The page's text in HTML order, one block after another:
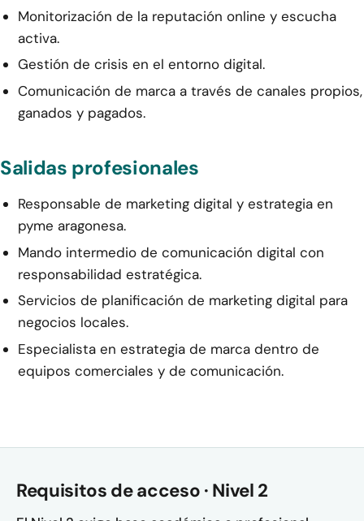
Monitorización de la reputación online y escucha
activa.
Gestión de crisis en el entorno digital.
Comunicación de marca a través de canales propios,
ganados y pagados.
Salidas profesionales
Responsable de marketing digital y estrategia en
pyme aragonesa.
Mando intermedio de comunicación digital con
responsabilidad estratégica.
Servicios de planificación de marketing digital para
negocios locales.
Especialista en estrategia de marca dentro de
equipos comerciales y de comunicación.
Requisitos de acceso · Nivel 2